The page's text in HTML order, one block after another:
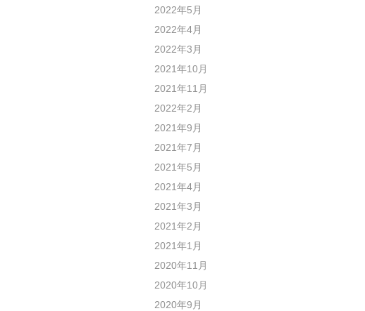
2022年5月
2022年4月
2022年3月
2021年10月
2021年11月
2022年2月
2021年9月
2021年7月
2021年5月
2021年4月
2021年3月
2021年2月
2021年1月
2020年11月
2020年10月
2020年9月